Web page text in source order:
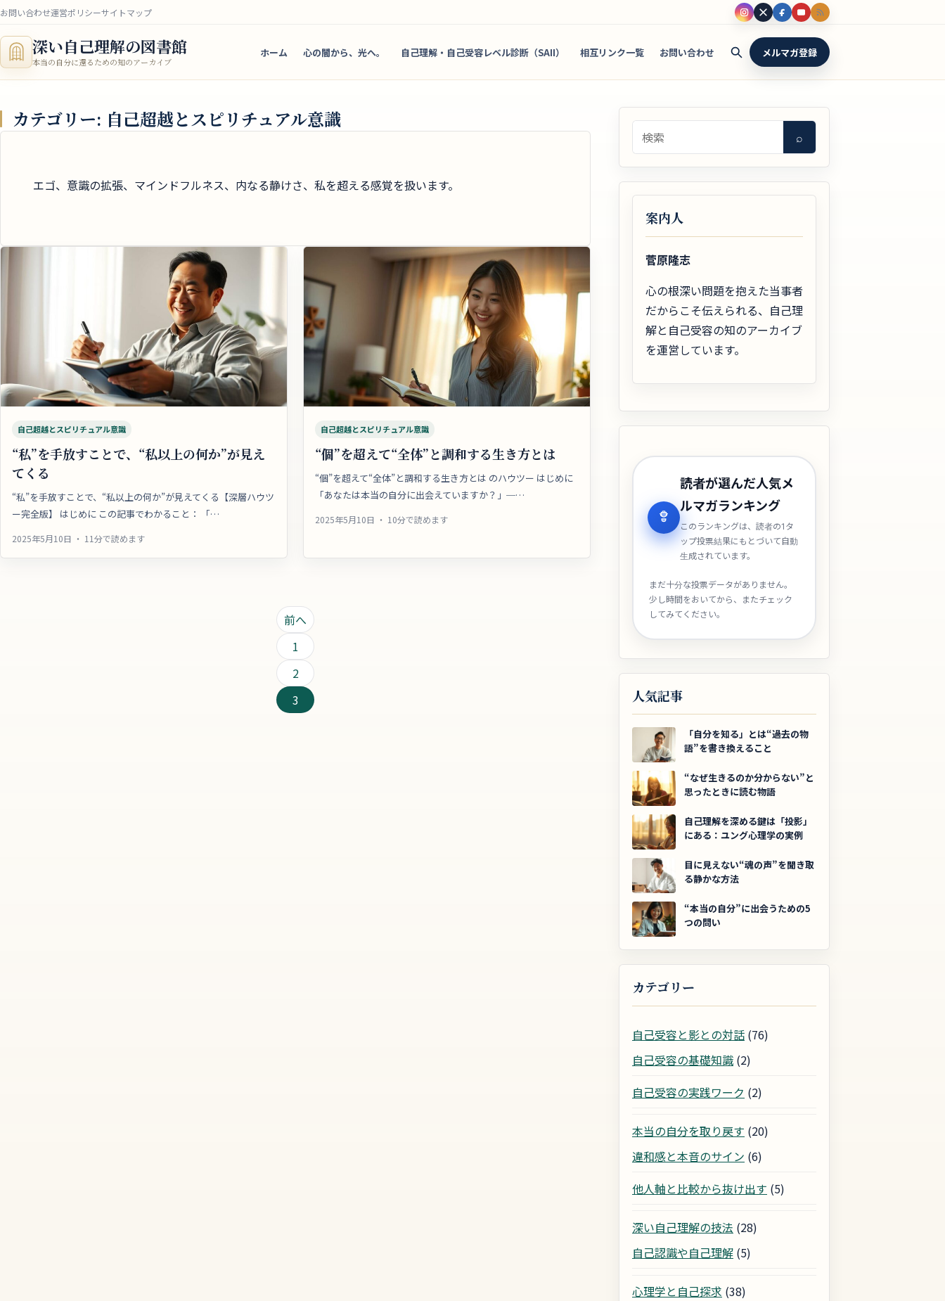
お問い合わせ運営ポリシーサイトマップ
深い自己理解の図書館
本当の自分に還るための知のアーカイブ
ホーム 心の闇から、光へ。 自己理解・自己受容レベル診断（SAII） 相互リンク一覧 お問い合わせ メルマガ登録
カテゴリー: 自己超越とスピリチュアル意識
エゴ、意識の拡張、マインドフルネス、内なる静けさ、私を超える感覚を扱います。
自己超越とスピリチュアル意識
“私”を手放すことで、“私以上の何か”が見え
てくる
“私”を手放すことで、“私以上の何か”が見えてくる【深層ハウツ
ー完全版】 はじめに この記事でわかること： 「…
2025年5月10日 ・ 11分で読めます
自己超越とスピリチュアル意識
“個”を超えて“全体”と調和する生き方とは
“個”を超えて“全体”と調和する生き方とは のハウツー はじめに
「あなたは本当の自分に出会えていますか？」─…
2025年5月10日 ・ 10分で読めます
投稿のページ送り
前へ
1
2
3
検索 ⌕
案内人
菅原隆志
心の根深い問題を抱えた当事者
だからこそ伝えられる、自己理
解と自己受容の知のアーカイブ
を運営しています。
読者が選んだ人気メ
ルマガランキング
このランキングは、読者の1タ
ップ投票結果にもとづいて自動
生成されています。
まだ十分な投票データがありません。
少し時間をおいてから、またチェック
してみてください。
人気記事
「自分を知る」とは“過去の物
語”を書き換えること
“なぜ生きるのか分からない”と
思ったときに読む物語
自己理解を深める鍵は「投影」
にある：ユング心理学の実例
目に見えない“魂の声”を聞き取
る静かな方法
“本当の自分”に出会うための5
つの問い
カテゴリー
自己受容と影との対話 (76)
自己受容の基礎知識 (2)
自己受容の実践ワーク (2)
本当の自分を取り戻す (20)
違和感と本音のサイン (6)
他人軸と比較から抜け出す (5)
深い自己理解の技法 (28)
自己認識や自己理解 (5)
心理学と自己探求 (38)